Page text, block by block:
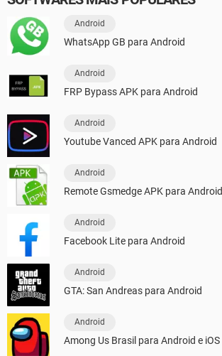
Android
WhatsApp GB para Android
Android
FRP Bypass APK para Android
Android
Youtube Vanced APK para Android
Android
Remote Gsmedge APK para Android
Android
Facebook Lite para Android
Android
GTA: San Andreas para Android
Android
Among Us Brasil para Android e iOS